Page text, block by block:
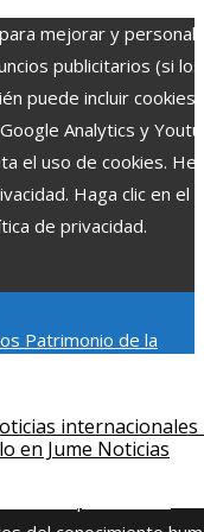
mejorar y
publicitarios (si los
puede incluir cookies
Analytics y
el uso de cookies.
Haga clic en el
de privacidad.
Patrimonio de la
fragmentación
depresión de 1929 y su
internacionales
en Jume Noticias